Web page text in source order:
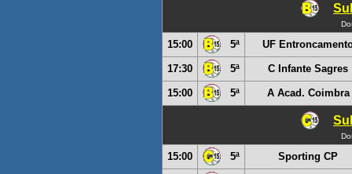
15:00 5ª UF
17:30 5ª C Infante Sagres
15:00 5ª A Acad. Coimbra
15:00 5ª Sporting CP